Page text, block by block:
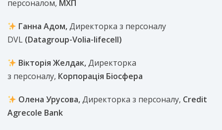
персоналом, МХП
Ганна Адом,Директорка з персоналу
DVL (Datagroup-Volia-lifecell)
Вікторія Желдак,Директорка
з персоналу, Корпорація Біосфера
Олена Урусова,Директорка з персоналу, Credit
Agrecole Bank